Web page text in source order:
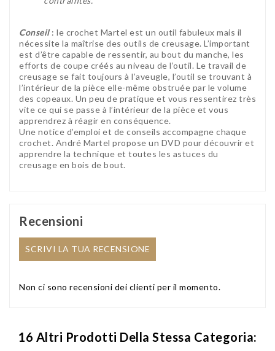
Conseil: le crochet Martel est un outil fabuleux mais il
nécessite la maîtrise des outils de creusage. L’important
est d’être capable de ressentir, au bout du manche, les
efforts de coupe créés au niveau de l’outil. Le travail de
creusage se fait toujours à l’aveugle, l’outil se trouvant à
l’intérieur de la pièce elle-même obstruée par le volume
des copeaux. Un peu de pratique et vous ressentirez très
vite ce qui se passe à l’intérieur de la pièce et vous
apprendrez à réagir en conséquence.
Une notice d’emploi et de conseils accompagne chaque
crochet. André Martel propose un DVD pour découvrir et
apprendre la technique et toutes les astuces du
creusage en bois de bout.
Recensioni
SCRIVI LA TUA RECENSIONE
Non ci sono recensioni dei clienti per il momento.
16 Altri Prodotti Della Stessa Categoria: